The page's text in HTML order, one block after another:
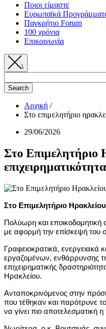
Ποιοι είμαστε
Ευρωπαϊκά
Παγκρήτιο Forum
100 χρόνια
Επικοινωνία
\
Breadcrumb
Αρχική /
Στο επιμελητήριο
29/06/2026
Στο Επιμελητήριο
Στο Επιμελητήριο
Πολύωρη και
με αφορμή την επίσκεψή του
Γραφειοκρατικά, ενεργειακά
εργαζομένων, ενθάρρυνσης
επιχειρηματικής
Ηρακλείου.
Ανταποκρινόμενος στην
που τέθηκαν και παρότρυνε
να γίνει πιο